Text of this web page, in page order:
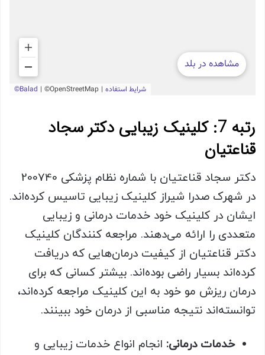
رتبه 7: کلینیک زیبایی دکتر سجاد
قناعتیان
دکتر سجاد قناعتیان با شماره نظام پزشکی 200740
در شهرک صدرا شیراز کلینیک زیبایی تاسیس کرده‌اند.
ایشان در کلینیک خود خدمات درمانی و زیبایی
متعددی را ارائه می‌دهند. مراجعه کنندگان کلینیک
دکتر قناعتیان از کیفیت درمان‌هایی که دریافت
کرده‌اند بسیار راضی بوده‌اند. بیشتر کسانی که برای
درمان ریزش مو خود به این کلینیک مراجعه کرده‌اند،
توانسته‌اند نتیجه مناسبی از درمان خود ببینند.
خدمات درمانی: انجام انواع خدمات زیبایی و